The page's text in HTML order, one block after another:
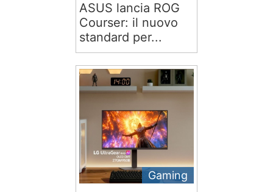
ASUS lancia ROG
Courser: il nuovo
standard per...
Gaming